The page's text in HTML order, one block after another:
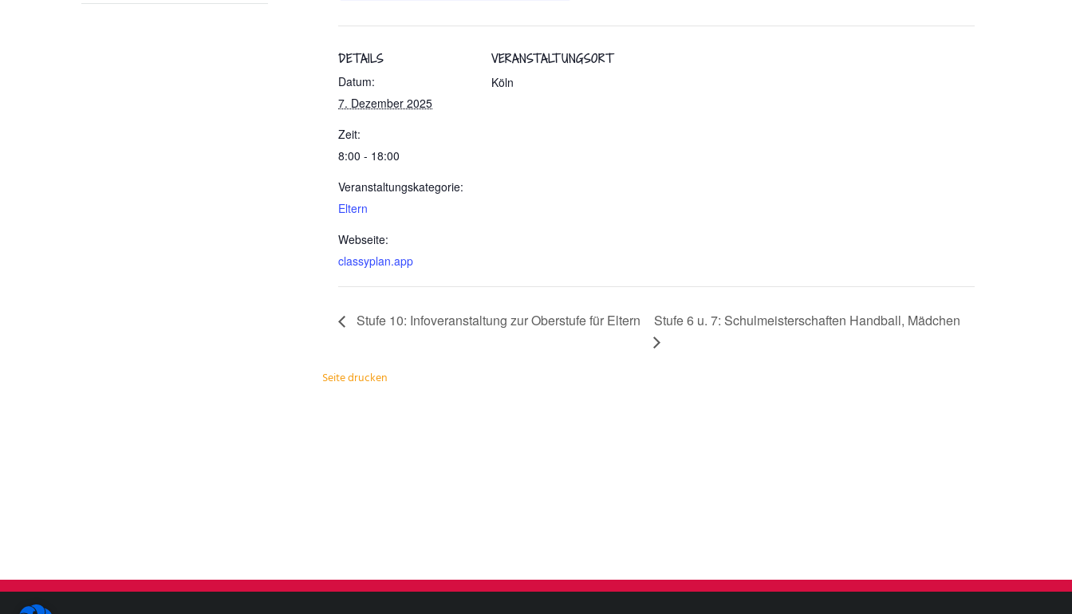
DETAILS
Datum:
7. Dezember 2025
Zeit:
8:00 - 18:00
Veranstaltungskategorie:
Eltern
Webseite:
classyplan.app
VERANSTALTUNGSORT
Köln
Stufe 10: Infoveranstaltung zur Oberstufe für Eltern Stufe 6 u. 7: Schulmeisterschaften Handball, Mädchen
Seite drucken